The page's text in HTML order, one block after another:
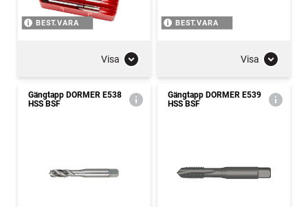
BEST.VARA
Visa
BEST.VARA
Visa
Gängtapp DORMER E538
HSS BSF
Gängtapp DORMER E539
HSS BSF